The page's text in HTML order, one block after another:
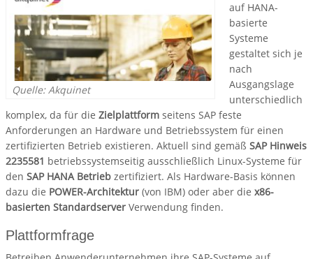
Quelle: Akquinet
auf HANA-
basierte
Systeme
gestaltet sich je
nach
Ausgangslage
unterschiedlich
komplex, da für die Zielplattform seitens SAP feste
Anforderungen an Hardware und Betriebssystem für einen
zertifizierten Betrieb existieren. Aktuell sind gemäß SAP Hinweis
2235581 betriebssystemseitig ausschließlich Linux-Systeme für
den SAP HANA Betrieb zertifiziert. Als Hardware-Basis können
dazu die POWER-Architektur (von IBM) oder aber die x86-
basierten Standardserver Verwendung finden.
Plattformfrage